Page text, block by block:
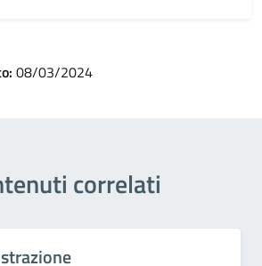
08/03/2024
correlati